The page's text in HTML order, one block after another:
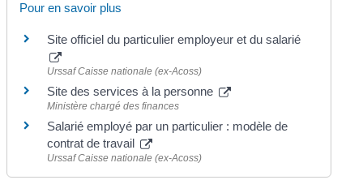
Pour en savoir plus
Site officiel du particulier employeur et du salarié
Urssaf Caisse nationale (ex-Acoss)
Site des services à la personne
Ministère chargé des finances
Salarié employé par un particulier : modèle de
contrat de travail
Urssaf Caisse nationale (ex-Acoss)